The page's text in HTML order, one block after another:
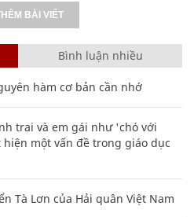
BÀI VIẾT
Bình luận nhiều
hàm cơ bản cần nhớ
trai và em gái như 'chó với
một vấn đề trong giáo dục
Tà Lơn của Hải quân Việt Nam